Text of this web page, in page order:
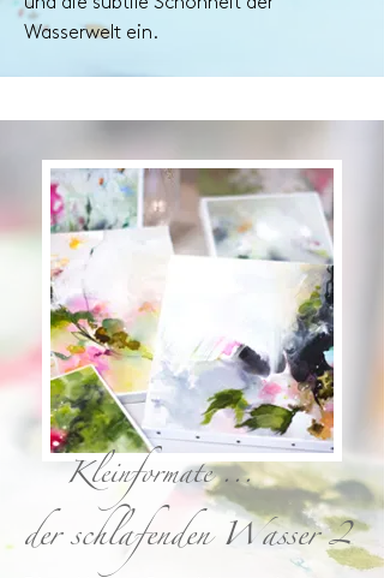
Wasserwelt ein.
der schlafenden Wasser 2
Kleinformate ...